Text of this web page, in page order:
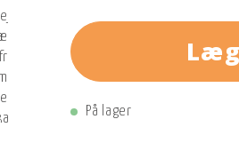
fremstillet af delvist
med slidstærkt G-1000® Original
Den faste hætte kan
håndlommer med lynlås giver
velsiddende pasform. Fleecen og
På lager